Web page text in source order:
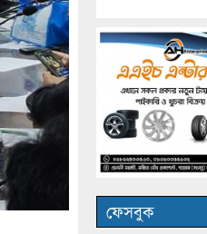
ফেসবুক